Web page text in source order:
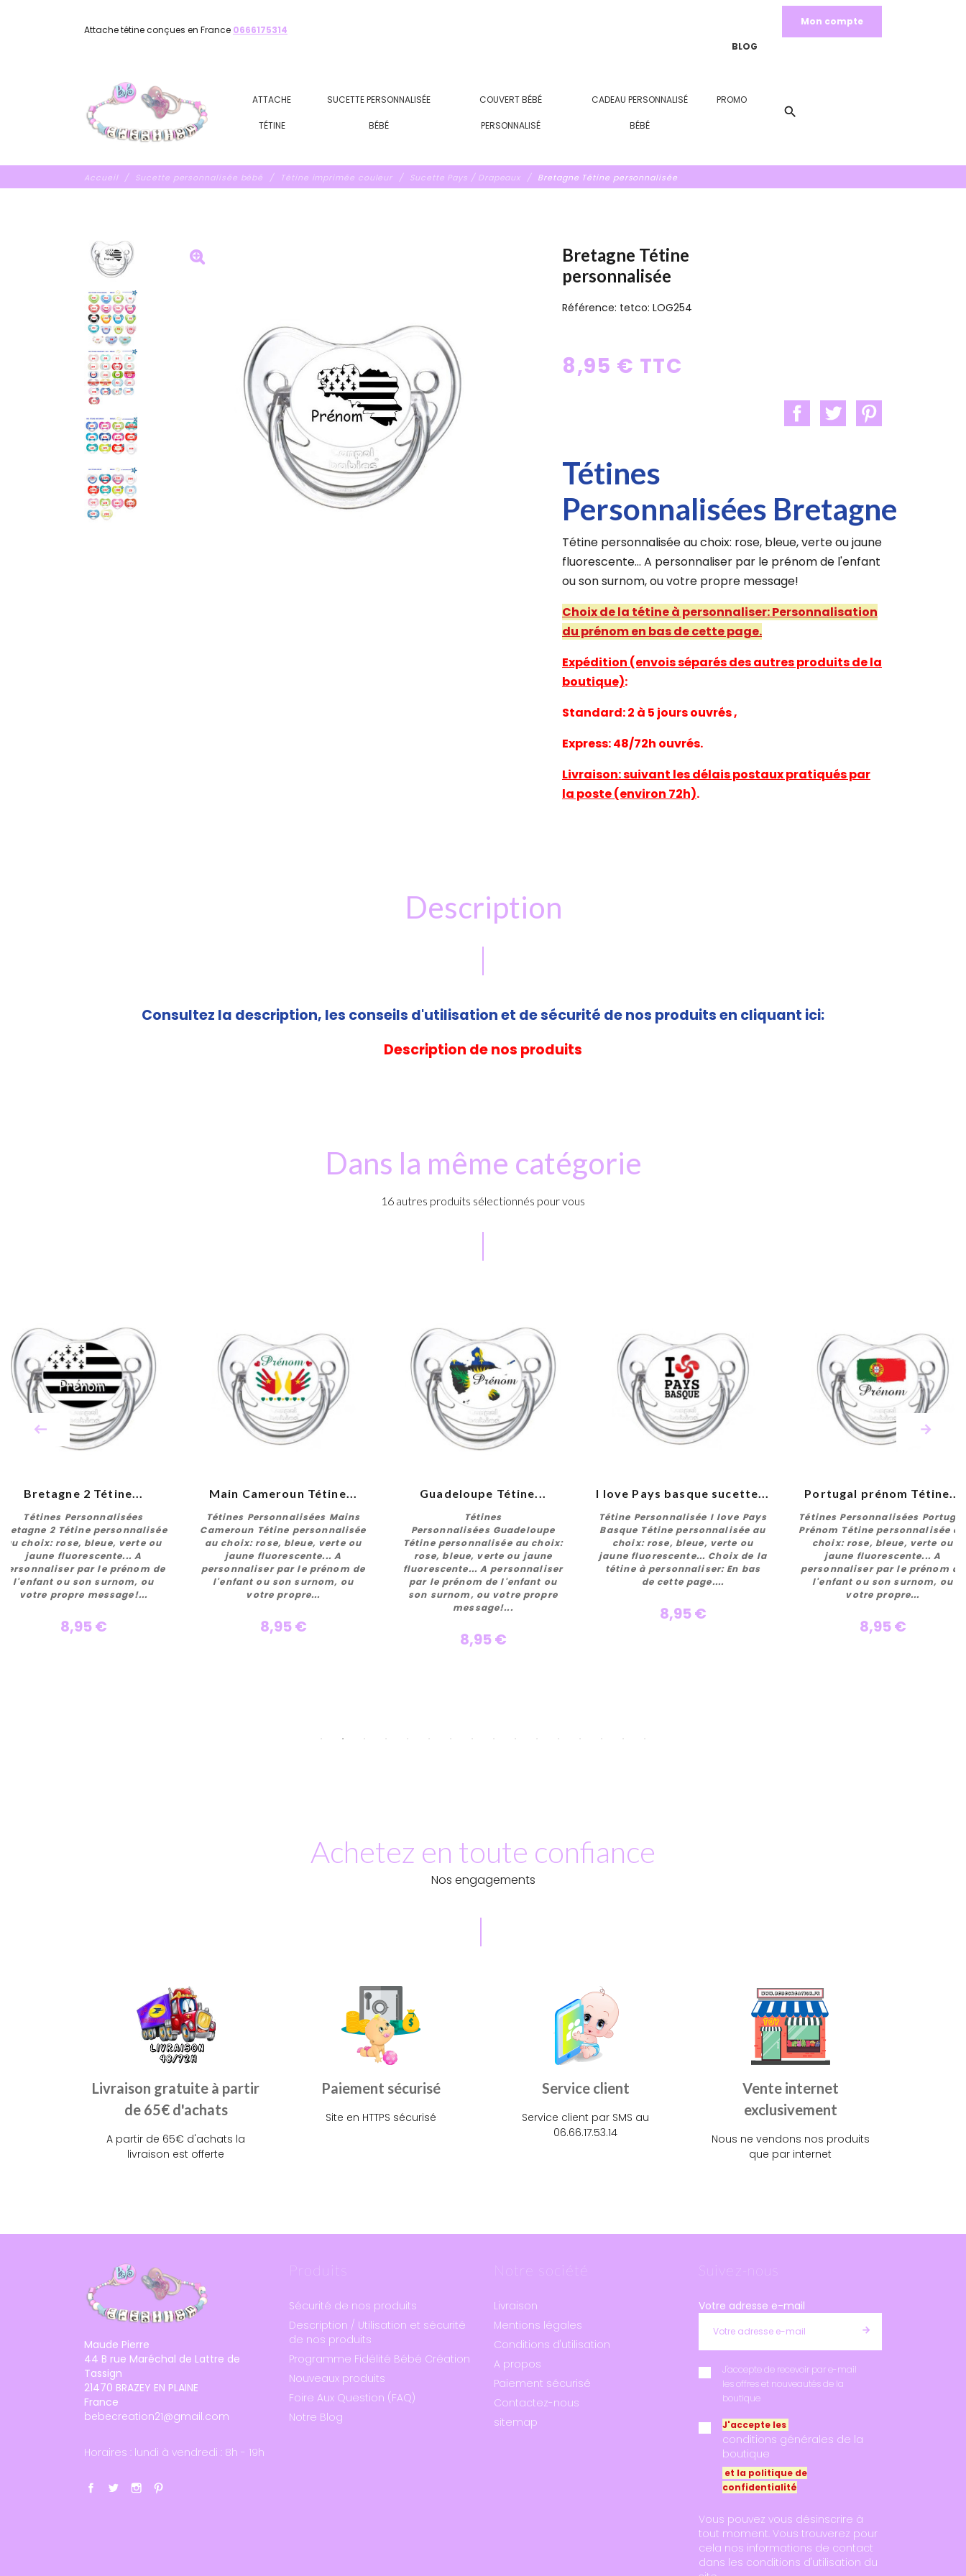
Attache tétine conçues en France 0666175314
Mon compte
BLOG
ATTACHE
TÉTINE
SUCETTE PERSONNALISÉE
BÉBÉ
COUVERT BÉBÉ
PERSONNALISÉ
CADEAU PERSONNALISÉ
BÉBÉ
PROMO
search
Accueil Sucette personnalisée bébé Tétine imprimée couleur Sucette Pays / Drapeaux Bretagne Tétine personnalisée
Bretagne Tétine
personnalisée
Référence: tetco: LOG254
8,95 € TTC
Tétines
Personnalisées Bretagne
Tétine personnalisée au choix: rose, bleue, verte ou jaune
fluorescente... A personnaliser par le prénom de l'enfant
ou son surnom, ou votre propre message!
Choix de la tétine à personnaliser: Personnalisation
du prénom en bas de cette page.
Expédition (envois séparés des autres produits de la
boutique):
Standard: 2 à 5 jours ouvrés ,
Express: 48/72h ouvrés.
Livraison: suivant les délais postaux pratiqués par
la poste (environ 72h).
Description
Consultez la description, les conseils d'utilisation et de sécurité de nos produits en cliquant ici:
Description de nos produits
Dans la même catégorie
16 autres produits sélectionnés pour vous
Personnaliser
Bretagne 2 Tétine...
Tétines Personnalisées
Bretagne 2 Tétine personnalisée
au choix: rose, bleue, verte ou
jaune fluorescente... A
personnaliser par le prénom de
l'enfant ou son surnom, ou
votre propre message!...
8,95 €
Personnaliser
Main Cameroun Tétine...
Tétines Personnalisées Mains
Cameroun Tétine personnalisée
au choix: rose, bleue, verte ou
jaune fluorescente... A
personnaliser par le prénom de
l'enfant ou son surnom, ou
votre propre...
8,95 €
Personnaliser
Guadeloupe Tétine...
Tétines
Personnalisées Guadeloupe
Tétine personnalisée au choix:
rose, bleue, verte ou jaune
fluorescente... A personnaliser
par le prénom de l'enfant ou
son surnom, ou votre propre
message!...
8,95 €
Personnaliser
I love Pays basque sucette...
Tétine Personnalisée I love Pays
Basque Tétine personnalisée au
choix: rose, bleue, verte ou
jaune fluorescente... Choix de la
tétine à personnaliser: En bas
de cette page....
8,95 €
Personnaliser
Portugal prénom Tétine...
Tétines Personnalisées Portugal
Prénom Tétine personnalisée au
choix: rose, bleue, verte ou
jaune fluorescente... A
personnaliser par le prénom de
l'enfant ou son surnom, ou
votre propre...
8,95 €
Achetez en toute confiance
Nos engagements
Livraison gratuite à partir
de 65€ d'achats
A partir de 65€ d'achats la
livraison est offerte
Paiement sécurisé
Site en HTTPS sécurisé
Service client
Service client par SMS au
06.66.17.53.14
Vente internet
exclusivement
Nous ne vendons nos produits
que par internet
Maude Pierre
44 B rue Maréchal de Lattre de
Tassign
21470 BRAZEY EN PLAINE
France
bebecreation21@gmail.com
Horaires : lundi à vendredi : 8h - 19h
Produits
Sécurité de nos produits
Description / Utilisation et sécurité
de nos produits
Programme Fidélité Bébé Création
Nouveaux produits
Foire Aux Question (FAQ)
Notre Blog
Notre société
Livraison
Mentions légales
Conditions d'utilisation
A propos
Paiement sécurisé
Contactez-nous
sitemap
Suivez-nous
Votre adresse e-mail
J'accepte de recevoir par e-mail
les offres et nouveautés de la
boutique
J'accepte les
conditions générales de la
boutique
et la politique de
confidentialité
Vous pouvez vous désinscrire à
tout moment. Vous trouverez pour
cela nos informations de contact
dans les conditions d'utilisation du